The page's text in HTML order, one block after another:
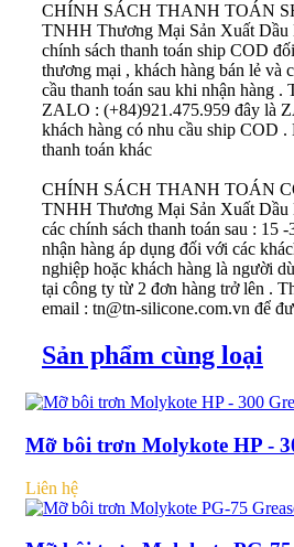
CHÍNH SÁCH THANH TOÁN
TNHH Thương Mại Sản Xuất Dầu
chính sách thanh toán ship COD
thương mại , khách hàng bán lẻ và
cầu thanh toán sau khi nhận hàng .
ZALO : (+84)921.475.959 đây là
khách hàng có nhu cầu ship COD .
thanh toán khác
CHÍNH SÁCH THANH TOÁN
TNHH Thương Mại Sản Xuất
các chính sách thanh toán sau : 15
nhận hàng áp dụng đối với các
nghiệp hoặc khách hàng là người
tại công ty từ 2 đơn hàng trở lên .
email : tn@tn-silicone.com.vn để
Sản phẩm cùng loại
Mỡ bôi trơn Molykote HP -
Liên hệ